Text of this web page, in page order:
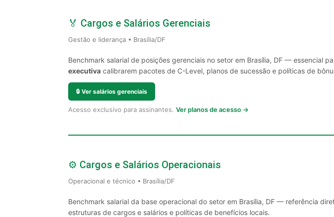
🏅 Cargos e Salários Gerenciais
Gestão e liderança • Brasília/DF
Benchmark salarial de posições gerenciais no setor em Brasília, DF — essencial
executiva calibrarem pacotes de C-Level, planos de sucessão e políticas de
🔒 Ver salários gerenciais
Acesso exclusivo para assinantes. Ver planos de acesso →
⚙️ Cargos e Salários Operacionais
Operacional e técnico • Brasília/DF
Benchmark salarial da base operacional do setor em Brasília, DF — referência
estruturas de cargos e salários e políticas de benefícios locais.